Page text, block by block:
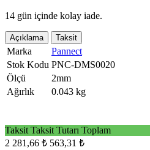
14 gün içinde kolay iade.
Açıklama Taksit
Marka
Pannect
Stok Kodu PNC-DMS0020
Ölçü
2mm
Ağırlık
0.043 kg
Taksit Taksit Tutarı Toplam
2 281,66 ₺ 563,31 ₺